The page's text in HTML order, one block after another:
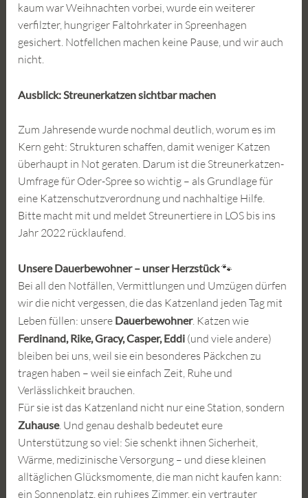
kaum war Weihnachten vorbei, wurde ein weiterer
verfilzter, hungriger Faltohrkater in Spreenhagen
gesichert. Notfellchen machen keine Pause, und wir auch
nicht.
Ausblick: Streunerkatzen sichtbar machen
Zum Jahresende wurde nochmal deutlich, worum es im
Kern geht: Strukturen schaffen, damit weniger Katzen
überhaupt in Not geraten. Darum ist die Streunerkatzen-
Umfrage für Oder-Spree so wichtig – als Grundlage für
eine Katzenschutzverordnung und nachhaltige Hilfe.
Bitte macht mit und meldet Streunertiere in LOS bis ins
Jahr 2022 rücklaufend.
Unsere Dauerbewohner – unser Herzstück🐾
Bei all den Notfällen, Vermittlungen und Umzügen dürfen
wir die nicht vergessen, die das Katzenland jeden Tag mit
Leben füllen: unsere Dauerbewohner. Katzen wie
Ferdinand, Rike, Gracy, Casper, Eddi (und viele andere)
bleiben bei uns, weil sie ein besonderes Päckchen zu
tragen haben – weil sie einfach Zeit, Ruhe und
Verlässlichkeit brauchen.
Für sie ist das Katzenland nicht nur eine Station, sondern
Zuhause. Und genau deshalb bedeutet eure
Unterstützung so viel: Sie schenkt ihnen Sicherheit,
Wärme, medizinische Versorgung – und diese kleinen
alltäglichen Glücksmomente, die man nicht kaufen kann:
ein Sonnenplatz, ein ruhiges Zimmer, ein vertrauter